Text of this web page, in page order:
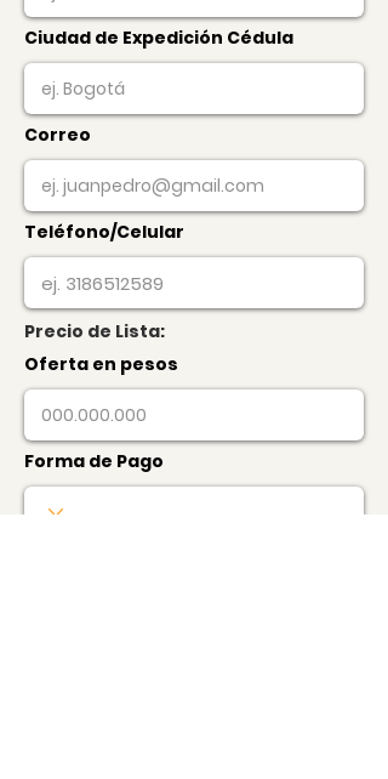
Ciudad de Expedición Cédula
Correo
Teléfono/Celular
Precio de Lista:
Oferta en pesos
Forma de Pago